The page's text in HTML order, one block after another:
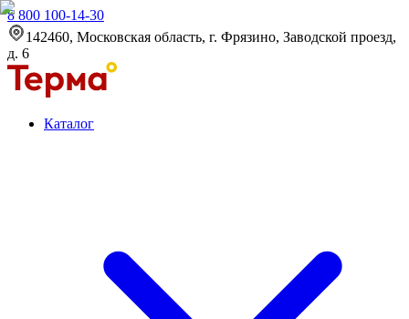
8 800 100-14-30
142460, Московская область, г. Фрязино, Заводской проезд,
д. 6
Каталог